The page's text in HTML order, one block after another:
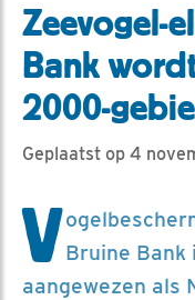
Zeevogel-
Bank
2000-
Geplaatst op 4
VBruine Bank
aangewezen als